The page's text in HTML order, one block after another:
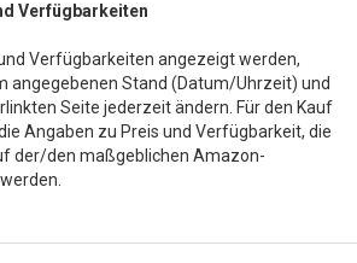
Verfügbarkeiten
Verfügbarkeiten angezeigt werden,
angegebenen Stand (Datum/Uhrzeit) und
Seite jederzeit ändern. Für den Kauf
Angaben zu Preis und Verfügbarkeit, die
der/den maßgeblichen Amazon-